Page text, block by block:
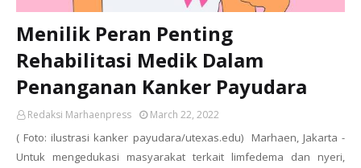
Menilik Peran Penting
Rehabilitasi Medik Dalam
Penanganan Kanker Payudara
Redaksi Marhaenpress March 22, 2022
( Foto: ilustrasi kanker payudara/utexas.edu) Marhaen, Jakarta -
Untuk mengedukasi masyarakat terkait limfedema dan nyeri,